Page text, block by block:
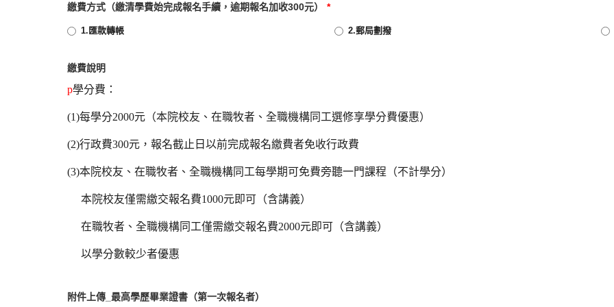
繳費方式（繳清學費始完成報名手續，逾期報名加收300元） *
1.匯款轉帳 2.郵局劃撥
繳費說明
p學分費：
(1)每學分2000元（本院校友、在職牧者、全職機構同工選修享學分費優惠）
(2)行政費300元，報名截止日以前完成報名繳費者免收行政費
(3)本院校友、在職牧者、全職機構同工每學期可免費旁聽一門課程（不計學分）
本院校友僅需繳交報名費1000元即可（含講義）
在職牧者、全職機構同工僅需繳交報名費2000元即可（含講義）
以學分數較少者優惠
附件上傳_最高學歷畢業證書（第一次報名者）